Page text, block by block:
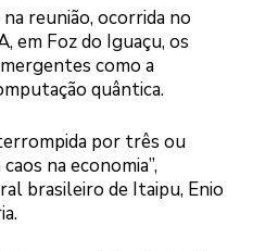
reunião, ocorrida no
em Foz do Iguaçu, os
como a
quântica.
por três ou
na economia”,
brasileiro de Itaipu, Enio